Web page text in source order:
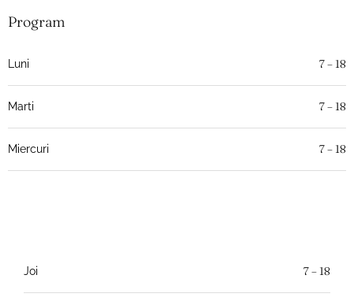
Program
Luni 7 – 18
Marti 7 – 18
Miercuri 7 – 18
Joi 7 – 18